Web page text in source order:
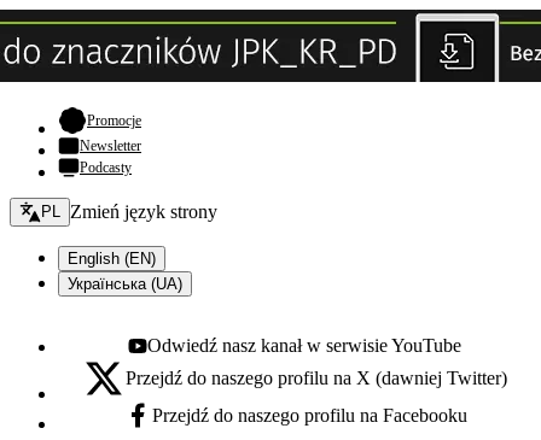
Promocje- otwiera się w nowej karcie
Newsletter
Podcasty
Zmień język - bieżący:
PL Zmień język strony
English (EN)
Українська (UA)
Youtube - otwiera się w nowej karcie
Odwiedź nasz kanał w serwisie YouTube
X - otwiera się w nowej karcie
Przejdź do naszego profilu na X (dawniej Twitter)
Facebook - otwiera się w nowej karcie
Przejdź do naszego profilu na Facebooku